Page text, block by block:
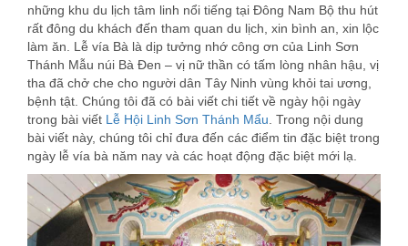
những khu du lịch tâm linh nổi tiếng tại Đông Nam Bộ thu hút
rất đông du khách đến tham quan du lịch, xin bình an, xin lộc
làm ăn. Lễ vía Bà là dịp tưởng nhớ công ơn của Linh Sơn
Thánh Mẫu núi Bà Đen – vị nữ thần có tấm lòng nhân hậu, vị
tha đã chở che cho người dân Tây Ninh vùng khỏi tai ương,
bệnh tật. Chúng tôi đã có bài viết chi tiết về ngày hội ngày
trong bài viết Lễ Hội Linh Sơn Thánh Mẩu . Trong nội dung
bài viết này, chúng tôi chỉ đưa đến các điểm tin đặc biệt trong
ngày lễ vía bà năm nay và các hoạt động đặc biệt mới lạ.